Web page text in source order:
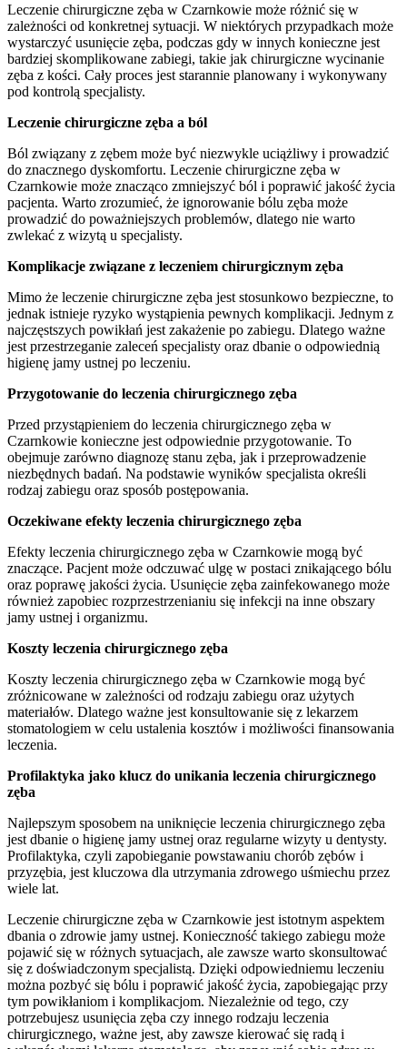
Leczenie chirurgiczne zęba w Czarnkowie może różnić się w
zależności od konkretnej sytuacji. W niektórych przypadkach może
wystarczyć usunięcie zęba, podczas gdy w innych konieczne jest
bardziej skomplikowane zabiegi, takie jak chirurgiczne wycinanie
zęba z kości. Cały proces jest starannie planowany i wykonywany
pod kontrolą specjalisty.
Leczenie chirurgiczne zęba a ból
Ból związany z zębem może być niezwykle uciążliwy i prowadzić
do znacznego dyskomfortu. Leczenie chirurgiczne zęba w
Czarnkowie może znacząco zmniejszyć ból i poprawić jakość życia
pacjenta. Warto zrozumieć, że ignorowanie bólu zęba może
prowadzić do poważniejszych problemów, dlatego nie warto
zwlekać z wizytą u specjalisty.
Komplikacje związane z leczeniem chirurgicznym zęba
Mimo że leczenie chirurgiczne zęba jest stosunkowo bezpieczne, to
jednak istnieje ryzyko wystąpienia pewnych komplikacji. Jednym z
najczęstszych powikłań jest zakażenie po zabiegu. Dlatego ważne
jest przestrzeganie zaleceń specjalisty oraz dbanie o odpowiednią
higienę jamy ustnej po leczeniu.
Przygotowanie do leczenia chirurgicznego zęba
Przed przystąpieniem do leczenia chirurgicznego zęba w
Czarnkowie konieczne jest odpowiednie przygotowanie. To
obejmuje zarówno diagnozę stanu zęba, jak i przeprowadzenie
niezbędnych badań. Na podstawie wyników specjalista określi
rodzaj zabiegu oraz sposób postępowania.
Oczekiwane efekty leczenia chirurgicznego zęba
Efekty leczenia chirurgicznego zęba w Czarnkowie mogą być
znaczące. Pacjent może odczuwać ulgę w postaci znikającego bólu
oraz poprawę jakości życia. Usunięcie zęba zainfekowanego może
również zapobiec rozprzestrzenianiu się infekcji na inne obszary
jamy ustnej i organizmu.
Koszty leczenia chirurgicznego zęba
Koszty leczenia chirurgicznego zęba w Czarnkowie mogą być
zróżnicowane w zależności od rodzaju zabiegu oraz użytych
materiałów. Dlatego ważne jest konsultowanie się z lekarzem
stomatologiem w celu ustalenia kosztów i możliwości finansowania
leczenia.
Profilaktyka jako klucz do unikania leczenia chirurgicznego
zęba
Najlepszym sposobem na uniknięcie leczenia chirurgicznego zęba
jest dbanie o higienę jamy ustnej oraz regularne wizyty u dentysty.
Profilaktyka, czyli zapobieganie powstawaniu chorób zębów i
przyzębia, jest kluczowa dla utrzymania zdrowego uśmiechu przez
wiele lat.
Leczenie chirurgiczne zęba w Czarnkowie jest istotnym aspektem
dbania o zdrowie jamy ustnej. Konieczność takiego zabiegu może
pojawić się w różnych sytuacjach, ale zawsze warto skonsultować
się z doświadczonym specjalistą. Dzięki odpowiedniemu leczeniu
można pozbyć się bólu i poprawić jakość życia, zapobiegając przy
tym powikłaniom i komplikacjom. Niezależnie od tego, czy
potrzebujesz usunięcia zęba czy innego rodzaju leczenia
chirurgicznego, ważne jest, aby zawsze kierować się radą i